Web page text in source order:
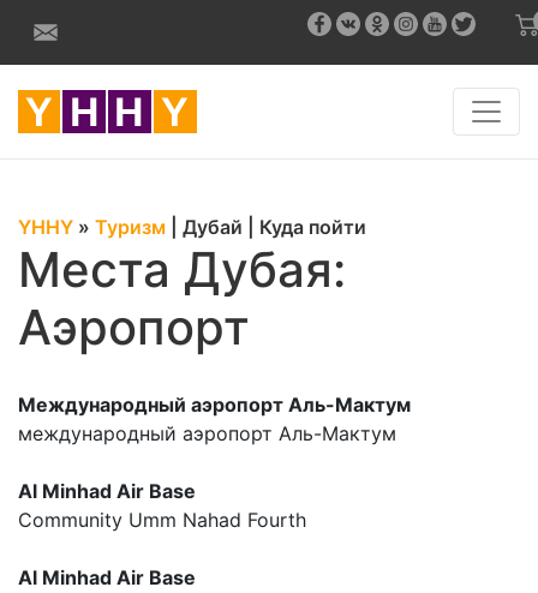
YHHY » Туризм Дубай Куда пойти
Места Дубая:
Аэропорт
Международный аэропорт Аль-Мактум
международный аэропорт Аль-Мактум
Al Minhad Air Base
Community Umm Nahad Fourth
Al Minhad Air Base